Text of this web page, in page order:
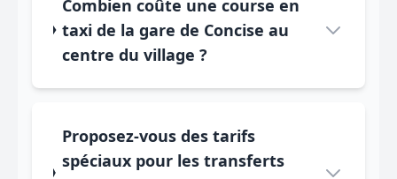
Combien coûte une course en
taxi de la gare de Concise au
centre du village ?
Proposez-vous des tarifs
spéciaux pour les transferts